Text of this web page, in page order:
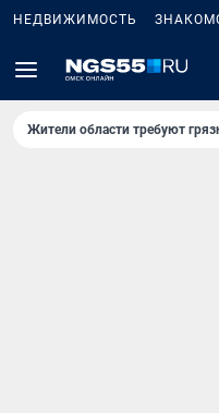
НЕДВИЖИМОСТЬ
Жители области требуют